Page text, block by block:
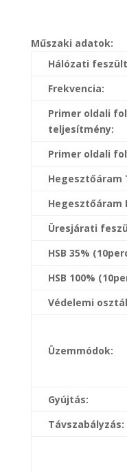
Műszaki adatok:
Hálózati
Frekvencia:
Primer oldali
teljesítmény:
Primer oldali
Hegesztőáram
Hegesztőáram
Üresjárati
HSB 35%
HSB 100%
Védelemi
Üzemmódok:
Gyújtás:
Távszabályzás: